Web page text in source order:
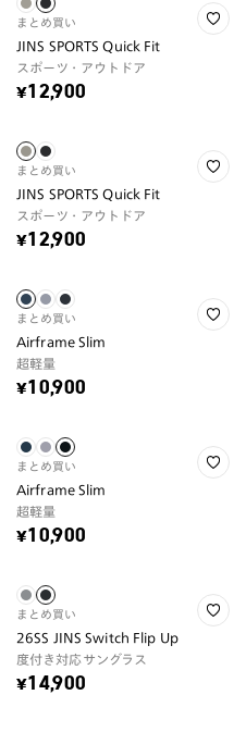
まとめ買い
JINS SPORTS Quick Fit
スポーツ・アウトドア
¥12,900
まとめ買い
JINS SPORTS Quick Fit
スポーツ・アウトドア
¥12,900
まとめ買い
Airframe Slim
超軽量
¥10,900
まとめ買い
Airframe Slim
超軽量
¥10,900
まとめ買い
26SS JINS Switch Flip Up
度付き対応サングラス
¥14,900